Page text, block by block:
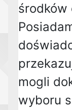
środków
mogli
wyboru